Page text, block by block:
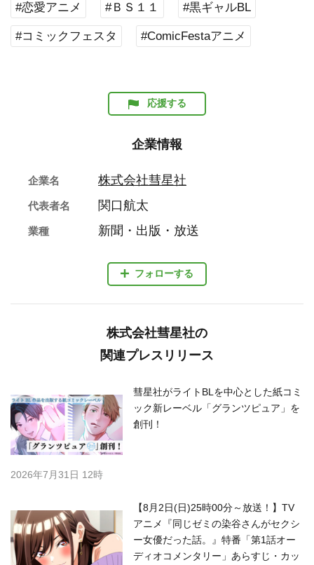
#恋愛アニメ #ＢＳ１１ #黒ギャルBL
#コミックフェスタ #ComicFestaアニメ
応援する
企業情報
フォローする
企業名 株式会社彗星社
代表者名 関口航太
業種 新聞・出版・放送
株式会社彗星社の
関連プレスリリース
彗星社がライトBLを中心とした紙コミ
ック新レーベル「グランツピュア」を
創刊！
2026年7月31日 12時
【8月2日(日)25時00分～放送！】TV
アニメ『同じゼミの染谷さんがセクシ
ー女優だった話。』特番「第1話オー
ディオコメンタリー」あらすじ・カッ